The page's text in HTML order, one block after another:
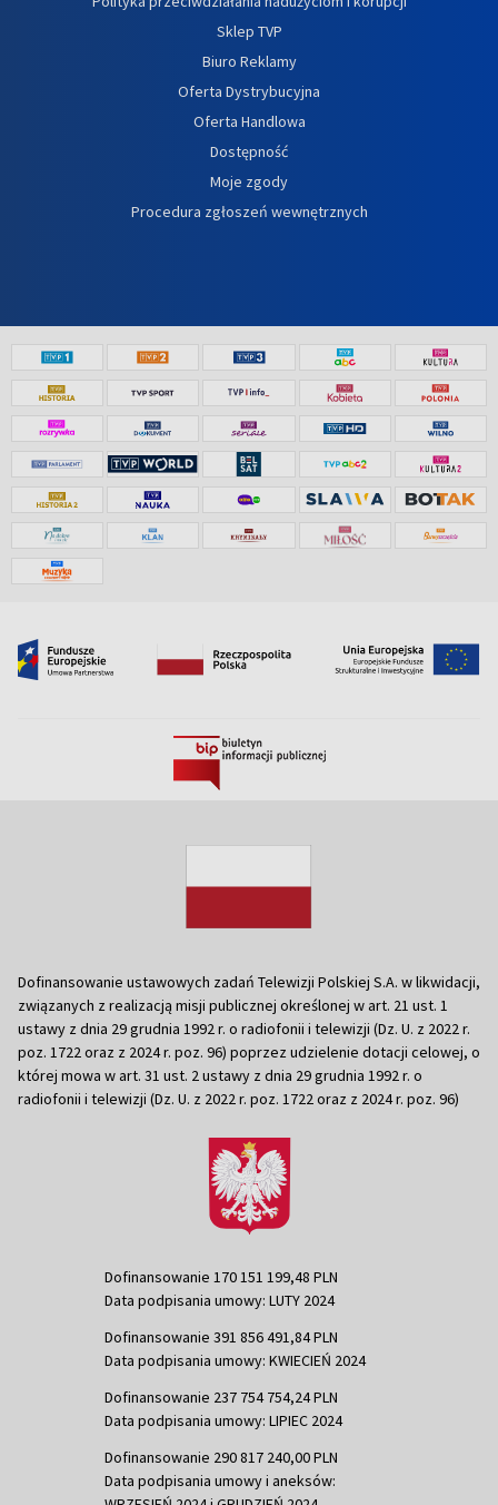
Sklep TVP
Biuro Reklamy
Oferta Dystrybucyjna
Oferta Handlowa
Dostępność
Moje zgody
Procedura zgłoszeń wewnętrznych
Dofinansowanie ustawowych zadań Telewizji Polskiej S.A. w likwidacji,
związanych z realizacją misji publicznej określonej w art. 21 ust. 1
ustawy z dnia 29 grudnia 1992 r. o radiofonii i telewizji (Dz. U. z 2022 r.
poz. 1722 oraz z 2024 r. poz. 96) poprzez udzielenie dotacji celowej, o
której mowa w art. 31 ust. 2 ustawy z dnia 29 grudnia 1992 r. o
radiofonii i telewizji (Dz. U. z 2022 r. poz. 1722 oraz z 2024 r. poz. 96)
Dofinansowanie 170 151 199,48 PLN
Data podpisania umowy: LUTY 2024
Dofinansowanie 391 856 491,84 PLN
Data podpisania umowy: KWIECIEŃ 2024
Dofinansowanie 237 754 754,24 PLN
Data podpisania umowy: LIPIEC 2024
Dofinansowanie 290 817 240,00 PLN
Data podpisania umowy i aneksów: